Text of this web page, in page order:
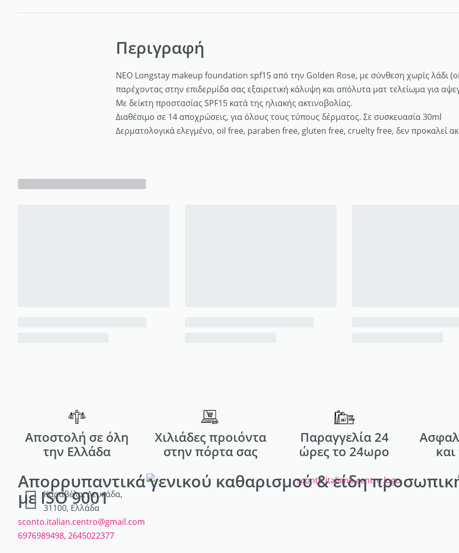
Περιγραφή
ΝΕΟ Longstay makeup foundation spf15 από την Golden Rose, με σύνθεση χωρίς λάδι
παρέχοντας στην επιδερμίδα σας εξαιρετική κάλυψη και απόλυτα ματ τελείωμα για
Με δείκτη προστασίας SPF15 κατά της ηλιακής ακτινοβολίας.
Διαθέσιμο σε 14 αποχρώσεις, για όλους τους τύπους δέρματος. Σε συσκευασία 30ml
Δερματολογικά ελεγμένο, oil free, paraben free, gluten free, cruelty free, δεν προκαλεί
Αποστολή σε όλη
την Ελλάδα
Χιλιάδες προιόντα
στην πόρτα σας
Παραγγελία 24
ώρες το 24ωρο
Απορρυπαντικά γενικού καθαρισμού & είδη
με ISO 9001
Καραβέλα, Λευκάδα,
31100, Ελλάδα
sconto.italian.centro@gmail.com
6976989498, 2645022377